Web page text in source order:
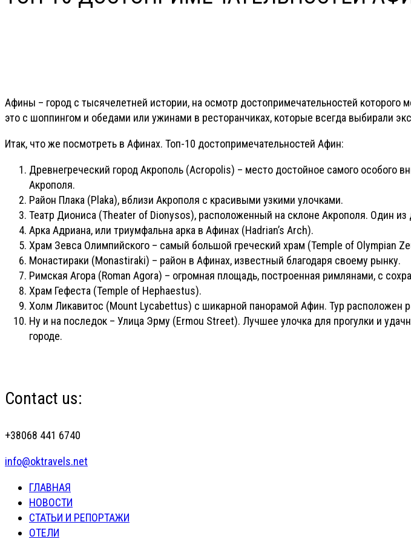
Афины – город с тысячелетней истории, на осмотр достопримечательностей
это с шоппингом и обедами или ужинами в ресторанчиках, которые всегда выбирали
Итак, что же посмотреть в Афинах. Топ-10 достопримечательностей Афин:
Древнегреческий город Акрополь (Acropolis) – место достойное самого
Акрополя.
Район Плака (Plaka), вблизи Акрополя с красивыми узкими улочками.
Театр Диониса (Theater of Dionysos), расположенный на склоне Акрополя. Один
Арка Адриана, или триумфальна арка в Афинах (Hadrian’s Arch).
Храм Зевса Олимпийского – самый большой греческий храм (Temple of Olympian
Монастираки (Monastiraki) – район в Афинах, известный благодаря своему рынку.
Римская Агора (Roman Agora) – огромная площадь, построенная римлянами, с
Храм Гефеста (Temple of Hephaestus).
Холм Ликавитос (Mount Lycabettus) с шикарной панорамой Афин. Тур расположен
Ну и на последок – Улица Эрму (Ermou Street). Лучшее улочка для прогулки и
городе.
Contact us:
+38068 441 6740
info@oktravels.net
ГЛАВНАЯ
НОВОСТИ
СТАТЬИ И РЕПОРТАЖИ
ОТЕЛИ